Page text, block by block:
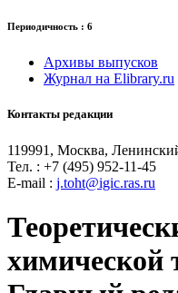
Периодичность : 6
Архивы выпусков
Журнал на Elibrary.ru
Контакты редакции
119991, Москва,
Тел. : +7 (495) 952-11-45
Е-mail : j.toht@igic.ras.ru
химической